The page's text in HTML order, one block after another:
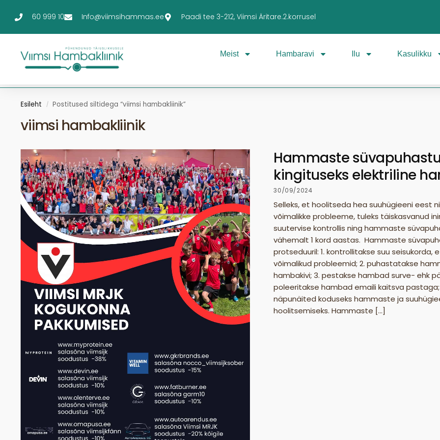
60 999 10 Info@viimsihammas.ee Paadi tee 3-212, Viimsi Äritare.2.korrusel
Meist Hambaravi Ilu Kasulikku
Esileht / Postitused siltidega “viimsi hambakliinik”
viimsi hambakliinik
Hammaste
kingituseks elektriline
30/09/2024
Selleks, et hoolitseda hea suuhügieeni eest
võimalikke probleeme, tuleks täiskasvanud
suutervise kontrollis ning hammaste
vähemalt 1 kord aastas. Hammaste
protseduuril: 1. kontrollitakse suu seisukorda,
võimalikud probleemid; 2. puhastatakse
hambakivi; 3. pestakse hambad surve- ehk
poleeritakse hambad emaili kaitsva
näpunäited koduseks hammaste ja
hoolitsemiseks. Hammaste […]